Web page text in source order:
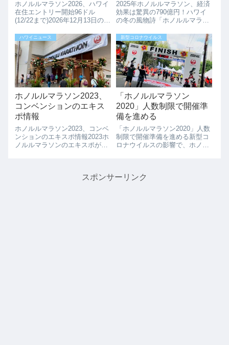
ホノルルマラソン2026、ハワイ
在住エントリー開始96ドル
(12/22まで)2026年12月13日のホ
のアーリーエントリーが開始で
す。アーリーエントリーの96ド
ル(手数料めて102ドル）は、
12/22まで。202...
2025年ホノルルマラソン、経済
効果は驚異の790億円！ハワイ
の冬の風物詩「ホノルルマラソ
大会が、ハワイ経済にどれほど
のインパクトを与えたのか？最
新の調査レポートで、驚きの数
字が明らかになりました。📊 最
新...
ハワイニュース
ホノルルマラソン2023、
コンベンションのエキス
ポ情報
ホノルルマラソン2023、コンベ
ンションのエキスポ情報2023ホ
ノルルマラソンのエキスポが
りオープンしましたが、多くの
新型コロナウイルス
「ホノルルマラソン
2020」人数制限で開催準
備を進める
「ホノルルマラソン2020」人数
制限で開催準備を進める新型コ
ロナウイルスの影響で、ホノル
は、開催について発表がありま
スポンサーリンク